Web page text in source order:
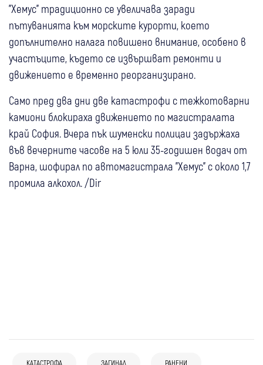
"Хемус" традиционно се увеличава заради
пътуванията към морските курорти, което
допълнително налага повишено внимание, особено в
участъците, където се извършват ремонти и
движението е временно реорганизирано.
Само пред два дни две катастрофи с тежкотоварни
камиони блокираха движението по магистралата
край София. Вчера пък шуменски полицаи задържаха
във вечерните часове на 5 юли 35-годишен водач от
Варна, шофирал по автомагистрала "Хемус" с около 1,7
промила алкохол. /Dir
КАТАСТРОФА ЗАГИНАЛ РАНЕНИ